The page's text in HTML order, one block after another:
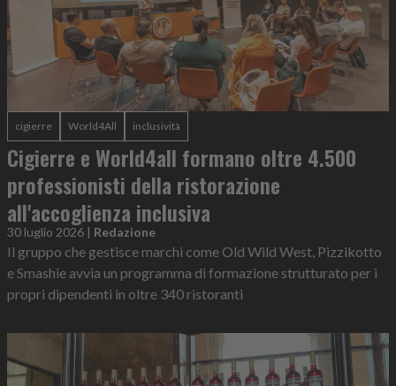
cigierre World4All inclusività
Cigierre e World4all formano oltre 4.500
professionisti della ristorazione
all'accoglienza inclusiva
30 luglio 2026 | Redazione
Il gruppo che gestisce marchi come Old Wild West, Pizzikotto
e Smashie avvia un programma di formazione strutturato per i
propri dipendenti in oltre 340 ristoranti